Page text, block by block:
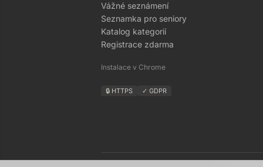
Vážné seznámení
Seznamka pro seniory
Katalog kategorií
Registrace zdarma
Instalace v Chrome
🔒 HTTPS ✓ GDPR